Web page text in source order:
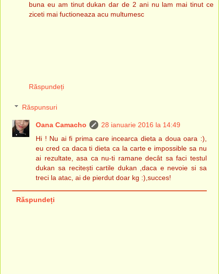
buna eu am tinut dukan dar de 2 ani nu lam mai tinut ce
ziceti mai fuctioneaza acu multumesc
Răspundeți
Răspunsuri
Oana Camacho
28 ianuarie 2016 la 14:49
Hi ! Nu ai fi prima care incearca dieta a doua oara :),
eu cred ca daca ti dieta ca la carte e impossible sa nu
ai rezultate, asa ca nu-ti ramane decât sa faci testul
dukan sa recitești cartile dukan ,daca e nevoie si sa
treci la atac, ai de pierdut doar kg :),succes!
Răspundeți